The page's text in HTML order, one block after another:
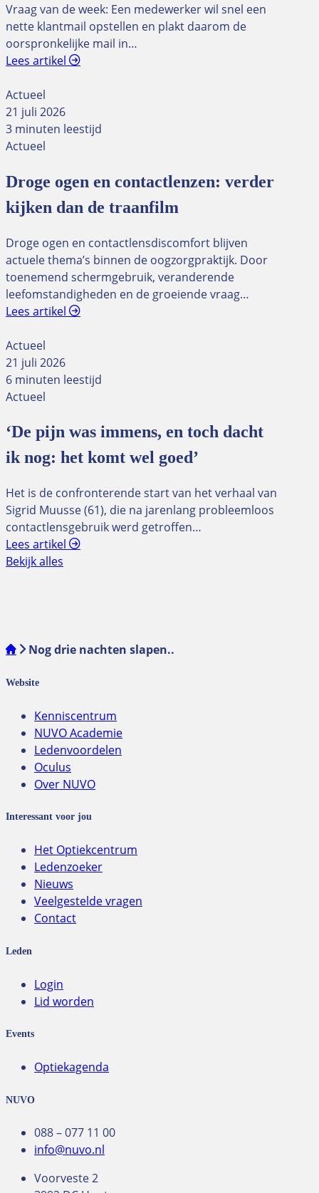
Vraag van de week: Een medewerker wil snel een
nette klantmail opstellen en plakt daarom de
oorspronkelijke mail in…
Lees artikel
Actueel
21 juli 2026
3 minuten leestijd
Actueel
Droge ogen en contactlenzen: verder
kijken dan de traanfilm
Droge ogen en contactlensdiscomfort blijven
actuele thema’s binnen de oogzorgpraktijk. Door
toenemend schermgebruik, veranderende
leefomstandigheden en de groeiende vraag…
Lees artikel
Actueel
21 juli 2026
6 minuten leestijd
Actueel
‘De pijn was immens, en toch dacht
ik nog: het komt wel goed’
Het is de confronterende start van het verhaal van
Sigrid Muusse (61), die na jarenlang probleemloos
contactlensgebruik werd getroffen…
Lees artikel
Bekijk alles
Nog drie nachten slapen..
Website
Kenniscentrum
NUVO Academie
Ledenvoordelen
Oculus
Over NUVO
Interessant voor jou
Het Optiekcentrum
Ledenzoeker
Nieuws
Veelgestelde vragen
Contact
Leden
Login
Lid worden
Events
Optiekagenda
NUVO
088 – 077 11 00
info@nuvo.nl
Voorveste 2